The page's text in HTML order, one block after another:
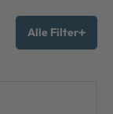
Alle Filter